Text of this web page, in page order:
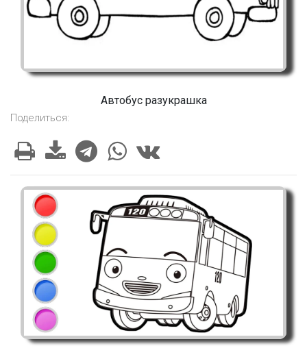
Автобус разукрашка
Поделиться: